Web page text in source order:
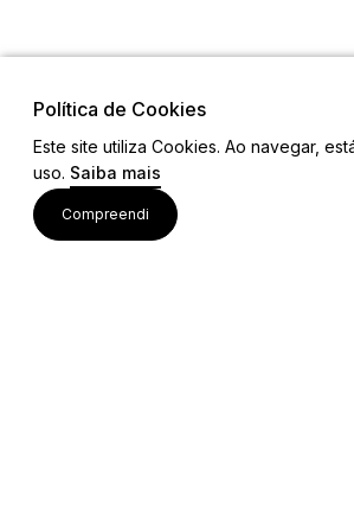
Política de Cookies
Este site utiliza Cookies. Ao navegar,
uso. Saiba mais
Compreendi
Links
Ligações Úteis
Contactos